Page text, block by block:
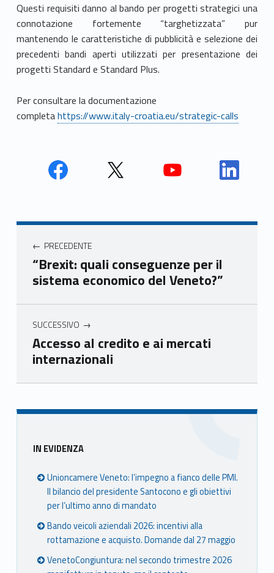
Questi requisiti danno al bando per progetti strategici una
connotazione fortemente “targhetizzata” pur
mantenendo le caratteristiche di pubblicità e selezione dei
precedenti bandi aperti utilizzati per presentazione dei
progetti Standard e Standard Plus.
Per consultare la documentazione
completahttps://www.italy-croatia.eu/strategic-calls
Unio
mer
e
Ven
Unio
e
Ven
Unio
e
Ven
Unio
e
Ven
Navigazione articoli
PRECEDENTE
“Brexit: quali conseguenze per il
sistema economico del Veneto?”
SUCCESSIVO
Accesso al credito e ai mercati
internazionali
Skip back to main navigation
Sidebar
IN EVIDENZA
Unioncamere Veneto: l’impegno a fianco delle PMI.
Il bilancio del presidente Santocono e gli obiettivi
per l’ultimo anno di mandato
Bando veicoli aziendali 2026: incentivi alla
rottamazione e acquisto. Domande dal 27 maggio
VenetoCongiuntura: nel secondo trimestre 2026